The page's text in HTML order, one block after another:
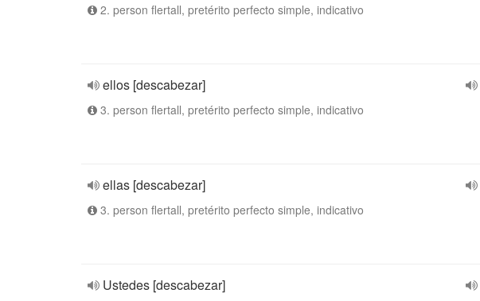
2. person flertall, pretérito perfecto simple, indicativo
ellos [descabezar]
3. person flertall, pretérito perfecto simple, indicativo
ellas [descabezar]
3. person flertall, pretérito perfecto simple, indicativo
Ustedes [descabezar]